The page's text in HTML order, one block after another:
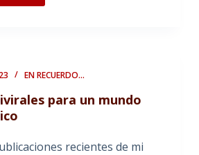
EN RECUERDO...
para un mundo
recientes de mi